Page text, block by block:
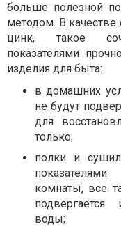
больше полезной
методом. В качестве
цинк, такое
показателями
изделия для быта:
в домашних
не будут
для
только;
полки и
комнаты, все
воды;